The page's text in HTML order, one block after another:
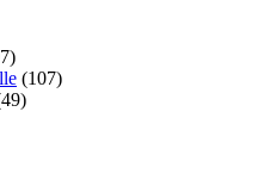
(107)